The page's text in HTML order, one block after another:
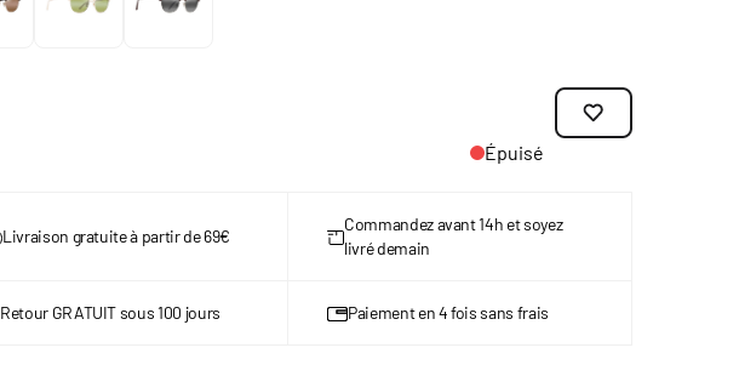
Épuisé
Livraison gratuite à partir de 69€
Commandez avant 14h et soyez
livré demain
Retour GRATUIT sous 100 jours Paiement en 4 fois sans frais